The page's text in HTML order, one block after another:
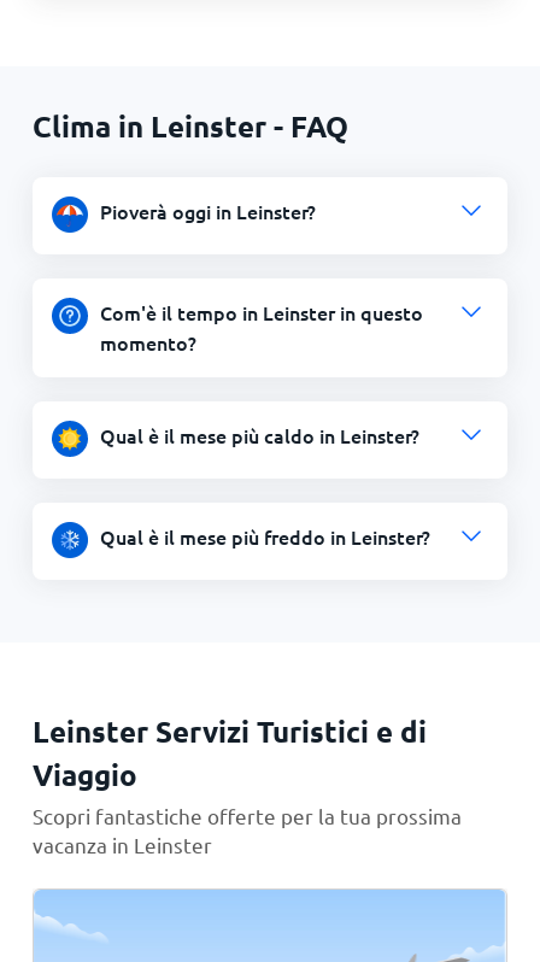
Clima in Leinster - FAQ
Pioverà oggi in Leinster?
Com'è il tempo in Leinster in questo
momento?
Qual è il mese più caldo in Leinster?
Qual è il mese più freddo in Leinster?
Leinster Servizi Turistici e di
Viaggio
Scopri fantastiche offerte per la tua prossima
vacanza in Leinster